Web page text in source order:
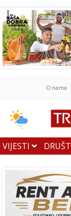
O nama
VIJESTI